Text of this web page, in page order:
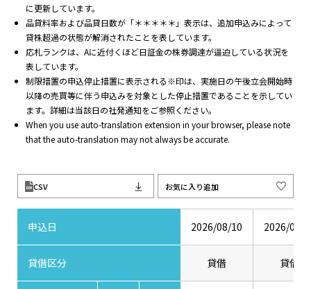
に更新しています。
品貸料率および品貸日数が「＊＊＊＊＊」表示は、追加申込みによって
貸株超過の状態が解消されたことを表しています。
応札ランクは、Aに近付くほど日証金の株券調達が逼迫している状況を
表しています。
制限措置の申込停止措置に表示される※印は、実施日の午後立会開始時
以降の売買等に伴う申込みを対象とした停止措置であることを示してい
ます。詳細は当該日の社発通知をご参照ください。
When you use auto-translation extension in your browser, please note
that the auto-translation may not always be accurate.
CSV お気に入り追加
申込日 2026/08/10 2026/08/
貸借区分 貸借 貸借